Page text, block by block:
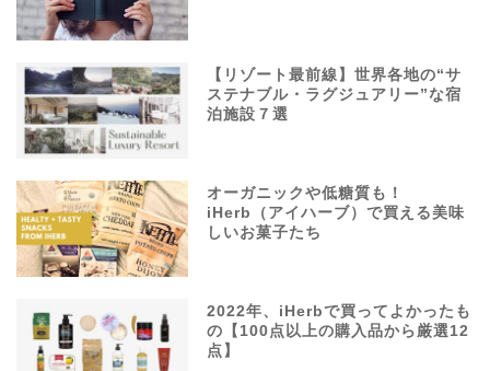
【リゾート最前線】世界各地の“サ
ステナブル・ラグジュアリー”な宿
泊施設７選
オーガニックや低糖質も！
iHerb（アイハーブ）で買える美味
しいお菓子たち
2022年、iHerbで買ってよかったも
の【100点以上の購入品から厳選12
点】